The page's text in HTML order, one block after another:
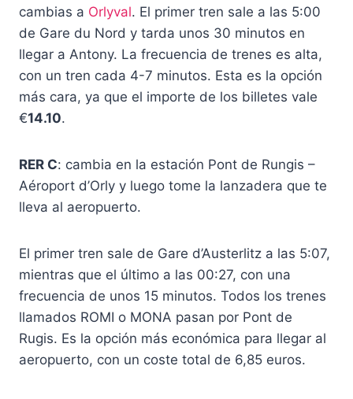
cambias a Orlyval. El primer tren sale a las 5:00
de Gare du Nord y tarda unos 30 minutos en
llegar a Antony. La frecuencia de trenes es alta,
con un tren cada 4-7 minutos. Esta es la opción
más cara, ya que el importe de los billetes vale
€14.10.
RER C: cambia en la estación Pont de Rungis –
Aéroport d’Orly y luego tome la lanzadera que te
lleva al aeropuerto.
El primer tren sale de Gare d’Austerlitz a las 5:07,
mientras que el último a las 00:27, con una
frecuencia de unos 15 minutos. Todos los trenes
llamados ROMI o MONA pasan por Pont de
Rugis. Es la opción más económica para llegar al
aeropuerto, con un coste total de 6,85 euros.